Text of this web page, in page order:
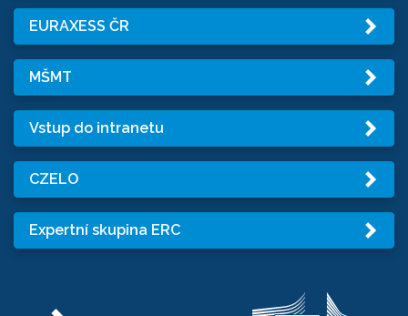
EURAXESS ČR
MŠMT
Vstup do intranetu
CZELO
Expertní skupina ERC